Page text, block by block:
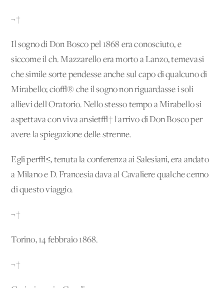
¬†
Il sogno di Don Bosco pel 1868 era conosciuto, e
siccome il ch. Mazzarello era morto a Lanzo, temevasi
che simile sorte pendesse anche sul capo di qualcuno di
Mirabello; cio√® che il sogno non riguardasse i soli
allievi dell'Oratorio. Nello stesso tempo a Mirabello si
aspettava con viva ansiet√† l'arrivo di Don Bosco per
avere la spiegazione delle strenne.
Egli per√≤, tenuta la conferenza ai Salesiani, era andato
a Milano e D. Francesia dava al Cavaliere qualche cenno
di questo viaggio.
¬†
Torino, 14 febbraio 1868.
¬†